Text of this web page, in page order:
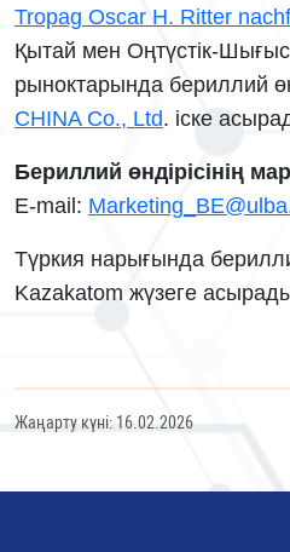
Tropag Oscar H. Ritter
Қытай мен Оңтүстік-
рыноктарында бериллий
CHINA Co., Ltd. іске
Бериллий өндірісінің
E-mail:
Түркия нарығында
Kazakatom жүзеге
Жаңарту күні: 16.02.2026